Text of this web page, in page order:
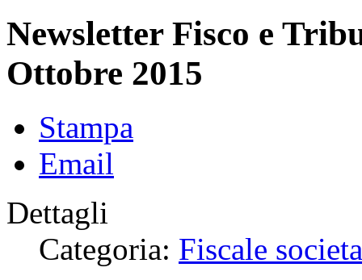
Newsletter Fisco e
Ottobre 2015
Stampa
Email
Dettagli
Categoria: Fiscale